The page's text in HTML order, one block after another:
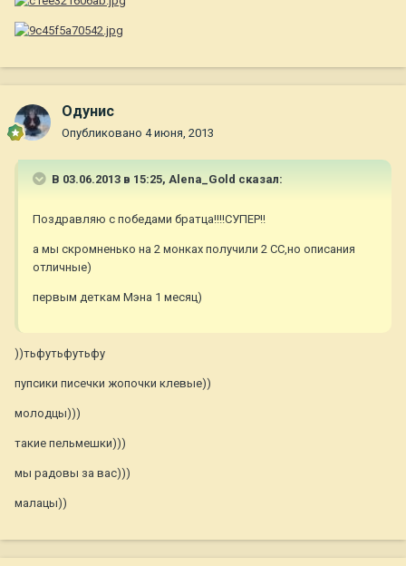
Одунис
Опубликовано 4 июня, 2013
В 03.06.2013 в 15:25, Alena_Gold сказал:
Поздравляю с победами братца!!!!СУПЕР!!
а мы скромненько на 2 монках получили 2 СС,но описания
отличные)
первым деткам Мэна 1 месяц)
))тьфутьфутьфу
пупсики писечки жопочки клевые))
молодцы)))
такие пельмешки)))
мы радовы за вас)))
малацы))